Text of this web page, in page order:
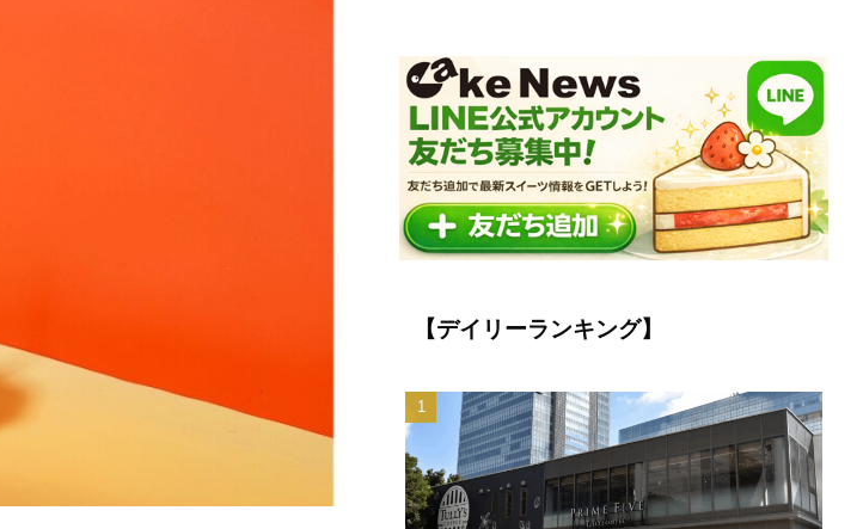
【デイリーランキング】